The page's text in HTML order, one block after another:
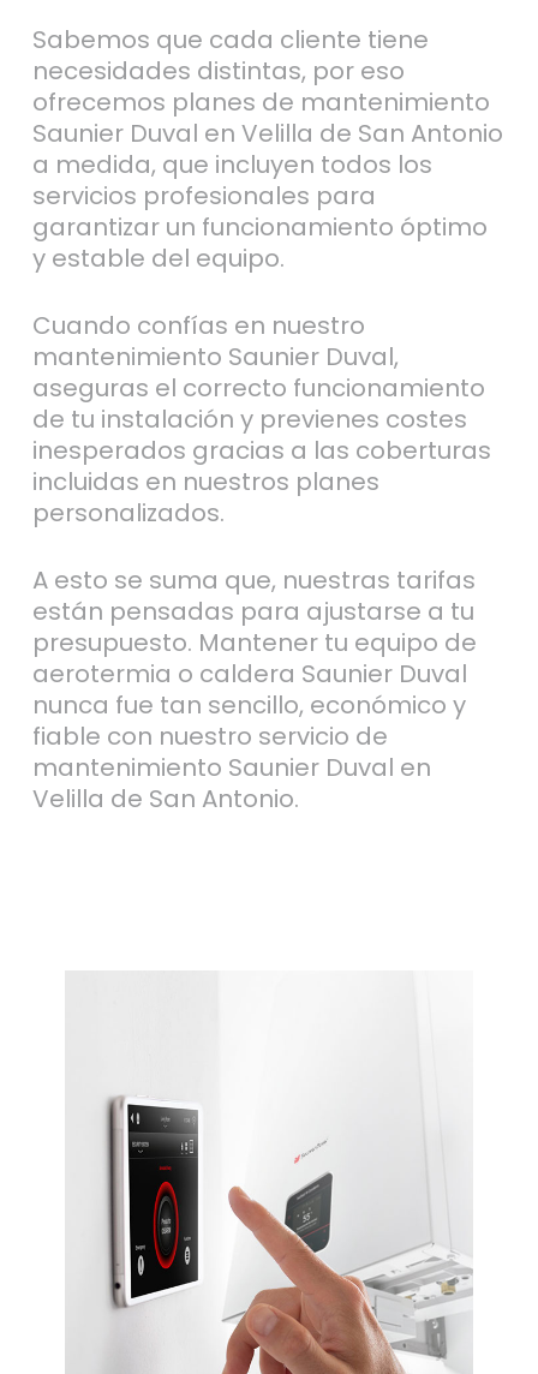
Sabemos que cada cliente tiene
necesidades distintas, por eso
ofrecemos planes de mantenimiento
Saunier Duval en Velilla de San Antonio
a medida, que incluyen todos los
servicios profesionales para
garantizar un funcionamiento óptimo
y estable del equipo.
Cuando confías en nuestro
mantenimiento Saunier Duval,
aseguras el correcto funcionamiento
de tu instalación y previenes costes
inesperados gracias a las coberturas
incluidas en nuestros planes
personalizados.
A esto se suma que, nuestras tarifas
están pensadas para ajustarse a tu
presupuesto. Mantener tu equipo de
aerotermia o caldera Saunier Duval
nunca fue tan sencillo, económico y
fiable con nuestro servicio de
mantenimiento Saunier Duval en
Velilla de San Antonio.